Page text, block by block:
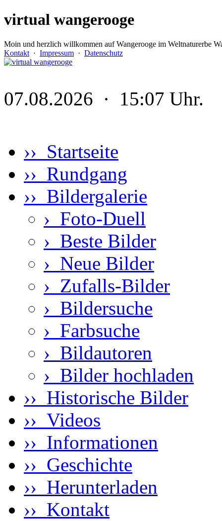
virtual wangerooge
Moin und herzlich willkommen auf Wangerooge im Weltnaturerbe
Kontakt · Impressum · Datenschutz
07.08.2026 · 15:07 Uhr.
›› Startseite
›› Rundgang
›› Bildergalerie
› Foto-Duell
› Beste Bilder
› Neue Bilder
› Zufalls-Bilder
› Bildersuche
› Farbsuche
› Bildautoren
› Bilder hochladen
›› Historische Bilder
›› Videos
›› Informationen
›› Geschichte
›› Herunterladen
›› Kontakt